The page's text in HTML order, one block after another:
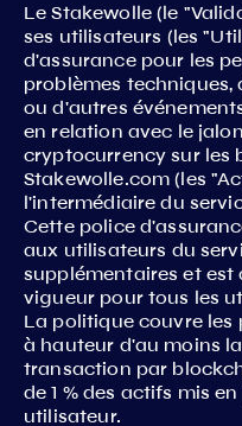
Le Stakewolle (le
ses utilisateurs (les
d'assurance pour les
problèmes
ou d'autres
en relation avec le
cryptocurrency sur les
Stakewolle.com (les
l'intermédiaire du
Cette police
aux utilisateurs du
supplémentaires et
vigueur pour tous les
La politique couvre les
à hauteur d'au moins
transaction par
de 1 % des actifs mis
utilisateur.